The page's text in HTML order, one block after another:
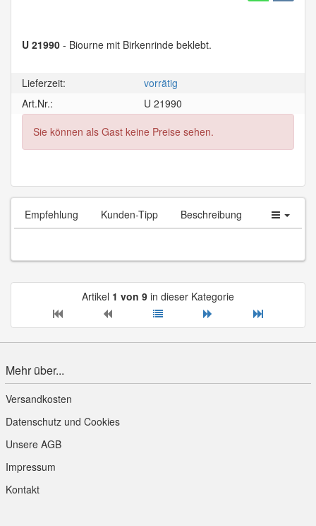
U 21990 - Biourne mit Birkenrinde beklebt.
Lieferzeit:
vorrätig
Art.Nr.:
U 21990
Sie können als Gast keine Preise sehen.
Empfehlung Kunden-Tipp Beschreibung
Artikel 1 von 9 in dieser Kategorie
Mehr über...
Versandkosten
Datenschutz und Cookies
Unsere AGB
Impressum
Kontakt